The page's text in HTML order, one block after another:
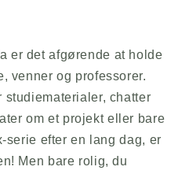
er det afgørende at holde
venner og professorer.
studiematerialer, chatter
om et projekt eller bare
serie efter en lang dag, er
Men bare rolig, du